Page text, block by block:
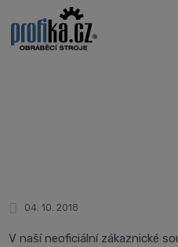
04. 10. 2018
V naší neoficiální zákaznické